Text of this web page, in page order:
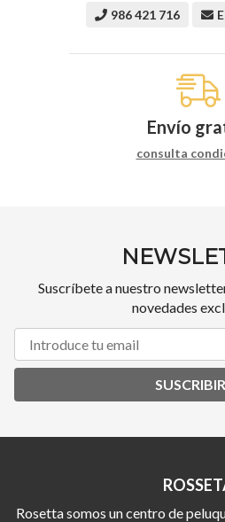
986 421 716
Envío
consulta
Suscríbete a nuestro
novedades
Rosetta somos un centro de